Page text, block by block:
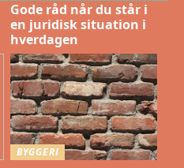
Gode råd når du står i
en juridisk situation i
hverdagen
BYGGERI